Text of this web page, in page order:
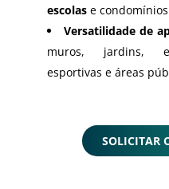
escolase
Versatilidade de
muros, jardins,
esportivas e áreas
SOLICITAR